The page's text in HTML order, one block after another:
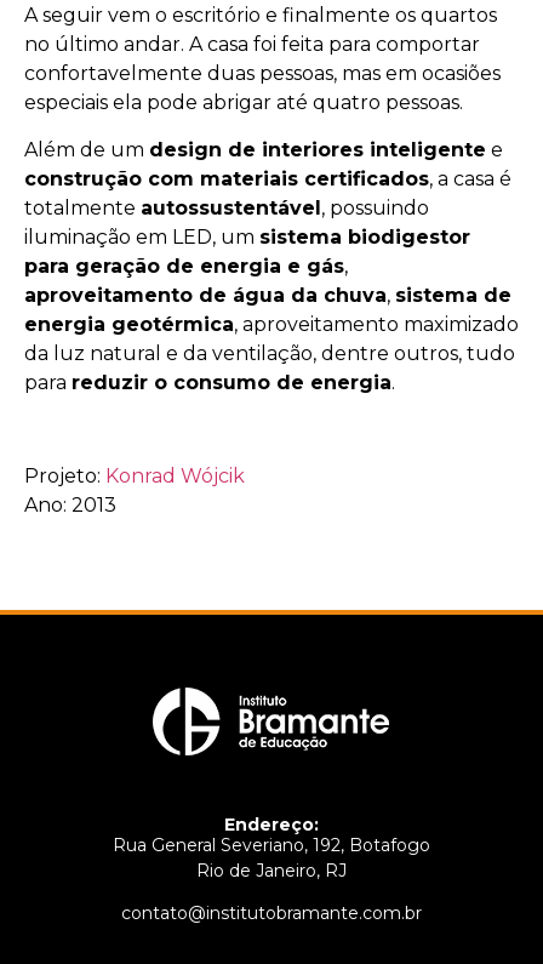
A seguir vem o escritório e finalmente os quartos
no último andar. A casa foi feita para comportar
confortavelmente duas pessoas, mas em ocasiões
especiais ela pode abrigar até quatro pessoas.
Além de um design de interiores inteligente e
construção com materiais certificados, a casa é
totalmente autossustentável, possuindo
iluminação em LED, um sistema biodigestor
para geração de energia e gás,
aproveitamento de água da chuva, sistema de
energia geotérmica, aproveitamento maximizado
da luz natural e da ventilação, dentre outros, tudo
para reduzir o consumo de energia.
Projeto: Konrad Wójcik
Ano: 2013
Endereço:
Rua General Severiano, 192, Botafogo
Rio de Janeiro, RJ
contato@institutobramante.com.br